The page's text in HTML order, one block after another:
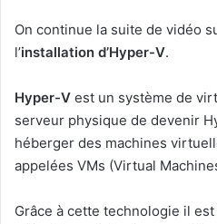
On continue la suite de vidéo
l’installation d’Hyper-V.
Hyper-V est un système de
serveur physique de devenir
héberger des machines
appelées VMs (Virtual
Grâce à cette technologie il